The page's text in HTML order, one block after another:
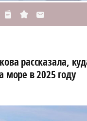
n s M
рассказала,
море в 2025 году